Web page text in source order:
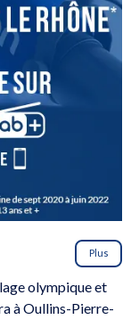
Plus
olympique et
à Oullins-Pierre-